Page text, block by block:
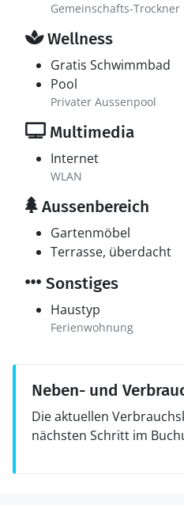
Gemeinschafts-Trockner
Wellness
Gratis Schwimmbad
Pool
Privater Aussenpool
Multimedia
Internet
WLAN
Aussenbereich
Gartenmöbel
Terrasse, überdacht
Sonstiges
Haustyp
Ferienwohnung
Neben- und
Die aktuellen
nächsten Schritt im